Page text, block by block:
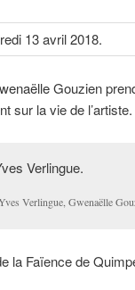
Gouzien
sur la vie de
Verlingue, Gwenaëlle
la Faïence de